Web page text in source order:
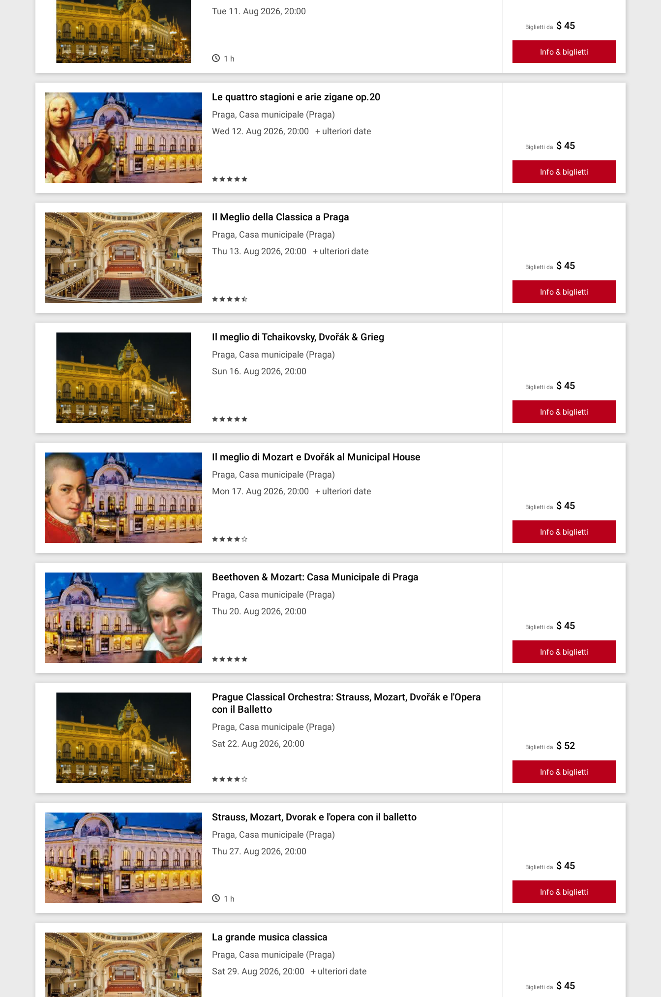
Tue 11. Aug 2026, 20:00
1 h
Biglietti da $ 45
Info & biglietti
Le quattro stagioni e arie zigane op.20
Praga, Casa municipale (Praga)
Wed 12. Aug 2026, 20:00
+ ulteriori date
Biglietti da $ 45
Info & biglietti
Il Meglio della Classica a Praga
Praga, Casa municipale (Praga)
Thu 13. Aug 2026, 20:00
+ ulteriori date
Biglietti da $ 45
Info & biglietti
Il meglio di Tchaikovsky, Dvořák & Grieg
Praga, Casa municipale (Praga)
Sun 16. Aug 2026, 20:00
Biglietti da $ 45
Info & biglietti
Il meglio di Mozart e Dvořák al Municipal House
Praga, Casa municipale (Praga)
Mon 17. Aug 2026, 20:00
+ ulteriori date
Biglietti da $ 45
Info & biglietti
Beethoven & Mozart: Casa Municipale di Praga
Praga, Casa municipale (Praga)
Thu 20. Aug 2026, 20:00
Biglietti da $ 45
Info & biglietti
Prague Classical Orchestra: Strauss, Mozart, Dvořák e l'Opera
con il Balletto
Praga, Casa municipale (Praga)
Sat 22. Aug 2026, 20:00
Biglietti da $ 52
Info & biglietti
Strauss, Mozart, Dvorak e l'opera con il balletto
Praga, Casa municipale (Praga)
Thu 27. Aug 2026, 20:00
1 h
Biglietti da $ 45
Info & biglietti
La grande musica classica
Praga, Casa municipale (Praga)
Sat 29. Aug 2026, 20:00
+ ulteriori date
Biglietti da $ 45